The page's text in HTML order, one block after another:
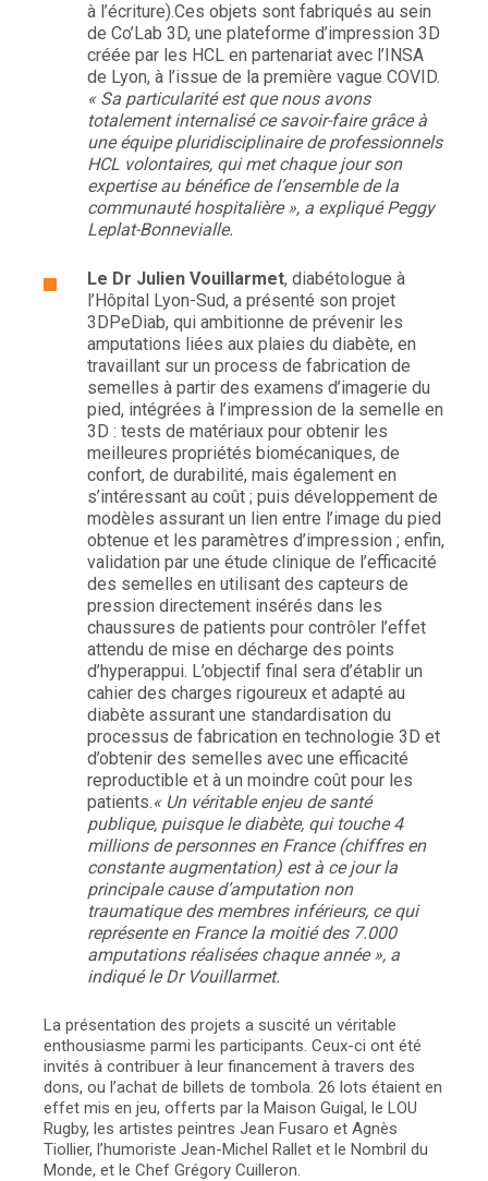
à l’écriture).Ces objets sont fabriqués au sein
de Co’Lab 3D, une plateforme d’impression 3D
créée par les HCL en partenariat avec l’INSA
de Lyon, à l’issue de la première vague COVID.
« Sa particularité est que nous avons
totalement internalisé ce savoir-faire grâce à
une équipe pluridisciplinaire de professionnels
HCL volontaires, qui met chaque jour son
expertise au bénéfice de l’ensemble de la
communauté hospitalière », a expliqué Peggy
Leplat-Bonnevialle.
Le Dr Julien Vouillarmet, diabétologue à
l’Hôpital Lyon-Sud, a présenté son projet
3DPeDiab, qui ambitionne de prévenir les
amputations liées aux plaies du diabète, en
travaillant sur un process de fabrication de
semelles à partir des examens d’imagerie du
pied, intégrées à l’impression de la semelle en
3D : tests de matériaux pour obtenir les
meilleures propriétés biomécaniques, de
confort, de durabilité, mais également en
s’intéressant au coût ; puis développement de
modèles assurant un lien entre l’image du pied
obtenue et les paramètres d’impression ; enfin,
validation par une étude clinique de l’efficacité
des semelles en utilisant des capteurs de
pression directement insérés dans les
chaussures de patients pour contrôler l’effet
attendu de mise en décharge des points
d’hyperappui. L’objectif final sera d’établir un
cahier des charges rigoureux et adapté au
diabète assurant une standardisation du
processus de fabrication en technologie 3D et
d’obtenir des semelles avec une efficacité
reproductible et à un moindre coût pour les
patients.« Un véritable enjeu de santé
publique, puisque le diabète, qui touche 4
millions de personnes en France (chiffres en
constante augmentation) est à ce jour la
principale cause d’amputation non
traumatique des membres inférieurs, ce qui
représente en France la moitié des 7.000
amputations réalisées chaque année », a
indiqué le Dr Vouillarmet.
La présentation des projets a suscité un véritable
enthousiasme parmi les participants. Ceux-ci ont été
invités à contribuer à leur financement à travers des
dons, ou l’achat de billets de tombola. 26 lots étaient en
effet mis en jeu, offerts par la Maison Guigal, le LOU
Rugby, les artistes peintres Jean Fusaro et Agnès
Tiollier, l’humoriste Jean-Michel Rallet et le Nombril du
Monde, et le Chef Grégory Cuilleron.